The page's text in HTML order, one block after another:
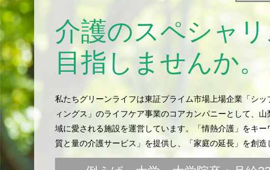
介護のスペシャ
目指しませんか。
私たちグリーンライフは東証プライム市場上場企業「シ
ィングス」のライフケア事業のコアカンパニーとして、
域に愛される施設を運営しています。「情熱介護」をキー
質と量の介護サービス」を提供し、「家庭の延長」を創造